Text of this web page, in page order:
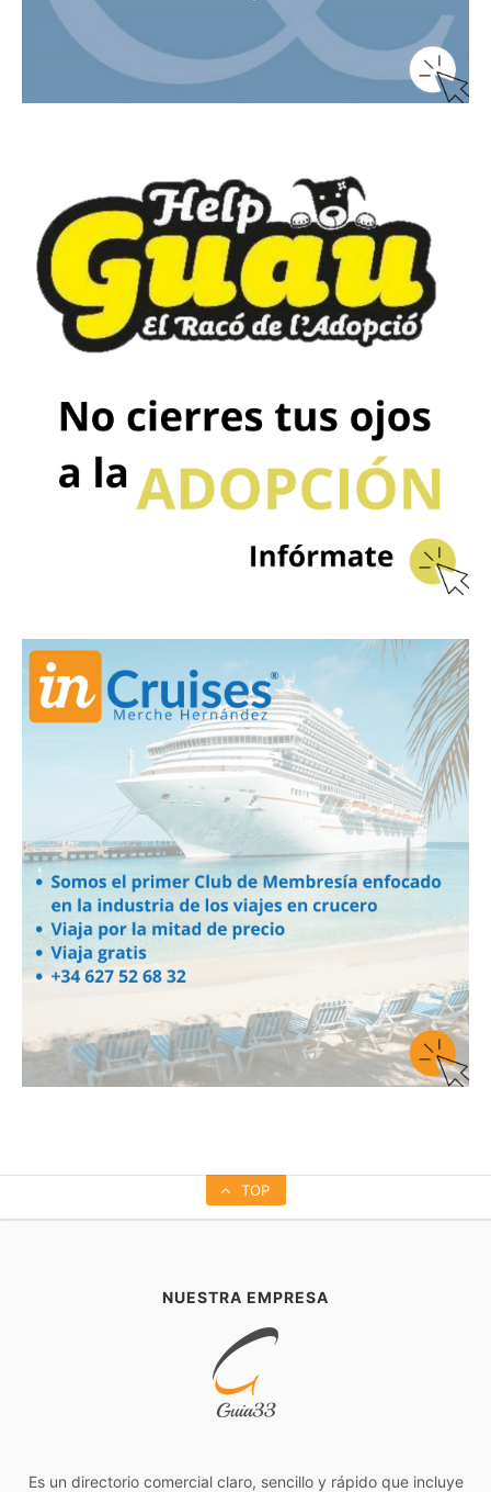
TOP
NUESTRA EMPRESA
Es un directorio comercial claro, sencillo y rápido que incluye